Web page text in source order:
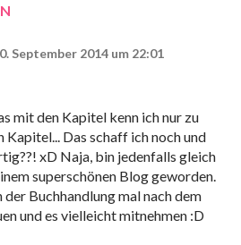
September 2014 um 22:01
mit den Kapitel kenn ich nur zu
Kapitel... Das schaff ich noch und
xD Naja, bin jedenfalls gleich
superschönen Blog geworden.
Buchhandlung mal nach dem
und es vielleicht mitnehmen :D